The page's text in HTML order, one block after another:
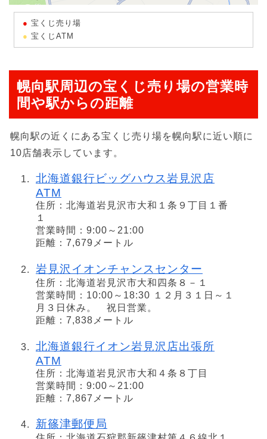
宝くじ売り場
宝くじATM
幌向駅周辺の宝くじ売り場の営業時
間や駅からの距離
幌向駅の近くにある宝くじ売り場を幌向駅に近い順に
10店舗表示しています。
北海道銀行ビッグハウス岩見沢店
ATM
住所：北海道岩見沢市大和１条９丁目１番
１
営業時間：9:00～21:00
距離：7,679メートル
岩見沢イオンチャンスセンター
住所：北海道岩見沢市大和四条８－１
営業時間：10:00～18:30 １２月３１日～１
月３日休み。 祝日営業。
距離：7,838メートル
北海道銀行イオン岩見沢店出張所
ATM
住所：北海道岩見沢市大和４条８丁目
営業時間：9:00～21:00
距離：7,867メートル
新篠津郵便局